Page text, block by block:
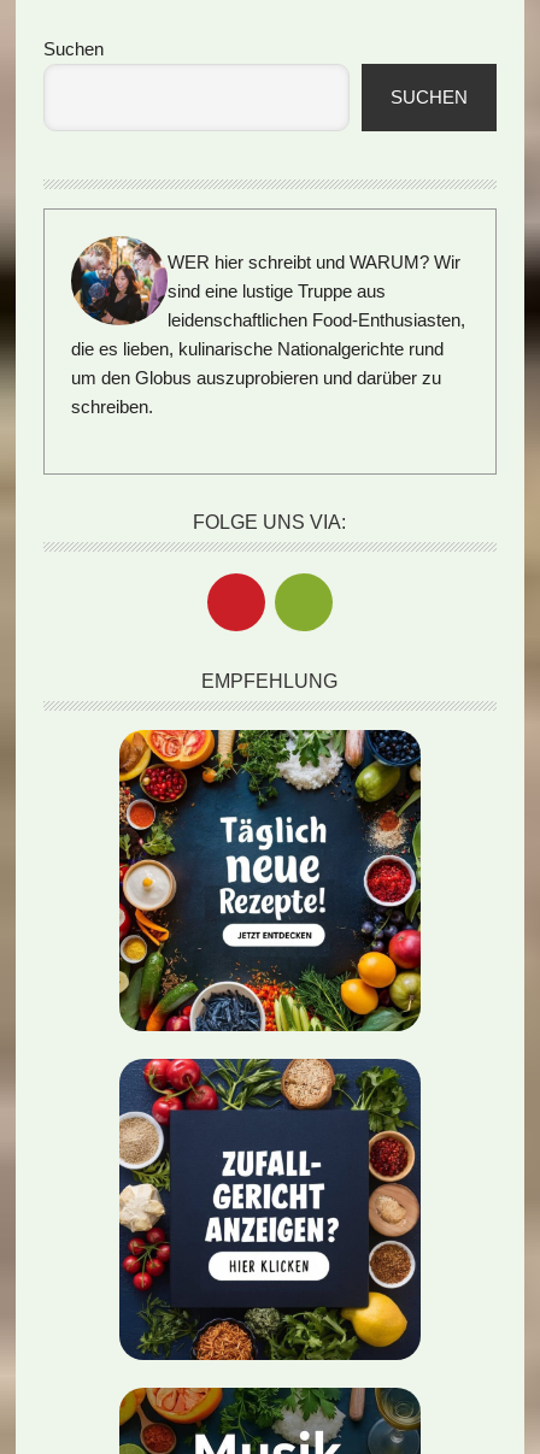
Seitenspalte
Suchen
SUCHEN
WER hier schreibt und WARUM? Wir
sind eine lustige Truppe aus
leidenschaftlichen Food-Enthusiasten,
die es lieben, kulinarische Nationalgerichte rund
um den Globus auszuprobieren und darüber zu
schreiben.
FOLGE UNS VIA:
EMPFEHLUNG